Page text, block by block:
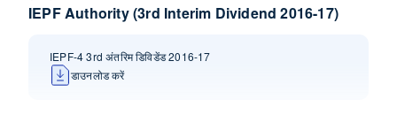
IEPF Authority (3rd Interim Dividend 2016-17)
IEPF-4 3rd अंतरिम डिविडेंड 2016-17
डाउनलोड करें